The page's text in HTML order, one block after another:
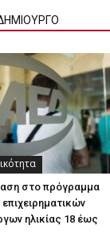
στο πρόγραμμα
ηλικίας 18 έως